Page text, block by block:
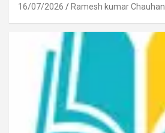
16/07/2026 Ramesh kumar Chauhan